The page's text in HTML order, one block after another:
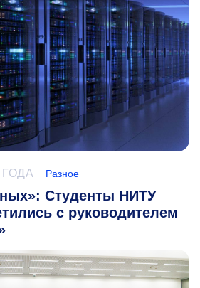
ГОДА Разное
Студенты НИТУ
с руководителем